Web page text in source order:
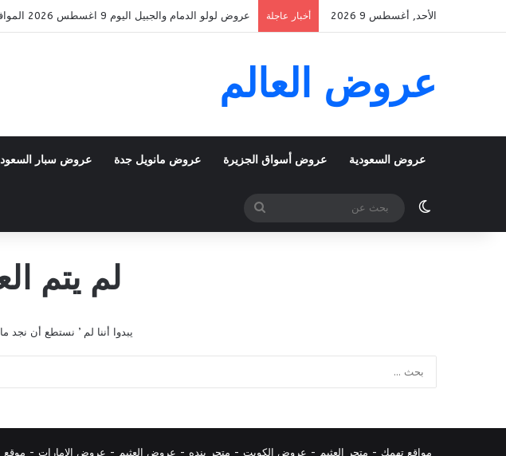
الأحد, أغسطس 9 2026 أخبار عاجلة عروض لولو الدمام والجبيل اليوم 9 اغسطس 2026 الموافق 22 صفر 1448 عروض الطازج & العروض الأسبوعية
عروض العالم
عروض السعودية عروض أسواق الجزيرة عروض مانويل جدة عروض سبار
الوضع المظلم
بحث
عن
لم يتم
يبدوا أننا لم ’ نستطع أن
مواقع تهمك - متجر العثيم - عروض الكويت - متجر بنده - عروض العثيم - عروض الامارات - موقع